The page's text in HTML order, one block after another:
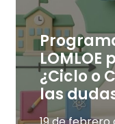
¿Ciclo o
las